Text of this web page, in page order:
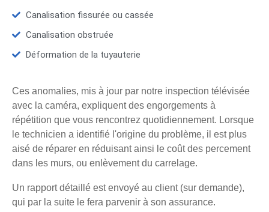
Canalisation fissurée ou cassée
Canalisation obstruée
Déformation de la tuyauterie
Ces anomalies, mis à jour par notre inspection télévisée
avec la caméra, expliquent des engorgements à
répétition que vous rencontrez quotidiennement. Lorsque
le technicien a identifié l'origine du problème, il est plus
aisé de réparer en réduisant ainsi le coût des percement
dans les murs, ou enlèvement du carrelage.
Un rapport détaillé est envoyé au client (sur demande),
qui par la suite le fera parvenir à son assurance.